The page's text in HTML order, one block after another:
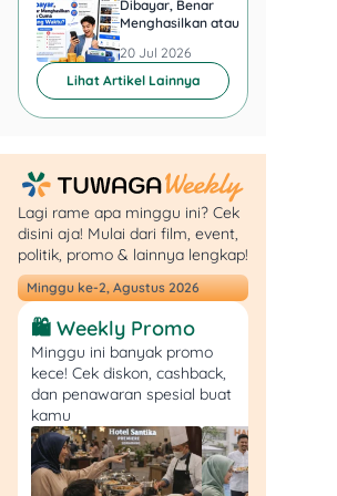
tinggi terhadap saham
BBRI. Cuman, saham ini
terus merosot karena
sentimen politik dan
ekonomi.
2. Strategi Average
Down dari Investor
Lokal
Simpelnya,average down
itu strategi beli saham
secara bertahap saat
harganya lagi turun, biar
dapat harga rata-rata
pembelian yang lebih
murah.
Inilah yang lagi dilakukan
Dibayar, Benar
Menghasilkan atau Cuma
20 Jul 2026
Lihat Artikel Lainnya
Lagi rame apa minggu ini? Cek
disini aja! Mulai dari film, event,
politik, promo & lainnya lengkap!
Minggu ke-2, Agustus 2026
🛍️ Weekly Promo
Minggu ini banyak promo
kece! Cek diskon, cashback,
dan penawaran spesial buat
kamu